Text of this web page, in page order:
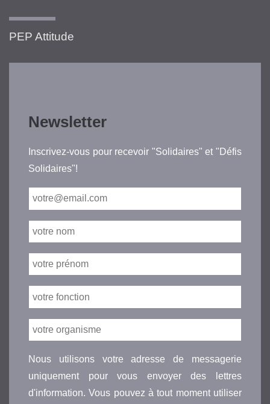
PEP Attitude
Newsletter
Inscrivez-vous pour recevoir "Solidaires" et "Défis
Solidaires"!
Nous utilisons votre adresse de messagerie
uniquement pour vous envoyer des lettres
d'information. Vous pouvez à tout moment utiliser